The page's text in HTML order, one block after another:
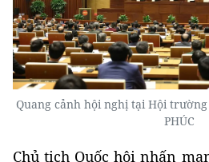
Quang cảnh hội nghị tại Hội trường
PHÚC
Chủ tịch Quốc hội nhấn